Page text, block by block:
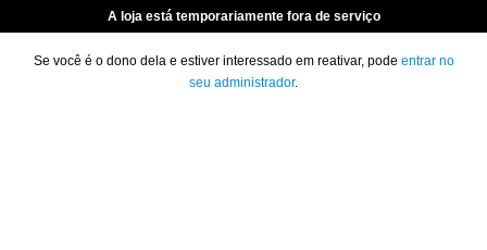
A loja está temporariamente fora de serviço
Se você é o dono dela e estiver interessado em reativar, pode entrar no
seu administrador.